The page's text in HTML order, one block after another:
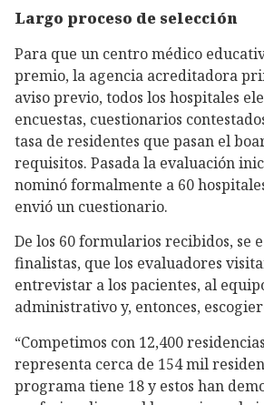
Largo proceso de selección
Para que un centro médico
premio, la agencia acreditadora
aviso previo, todos los hospitales
encuestas, cuestionarios
tasa de residentes que pasan el
requisitos. Pasada la evaluación
nominó formalmente a 60
envió un cuestionario.
De los 60 formularios recibidos, se
finalistas, que los evaluadores
entrevistar a los pacientes, al
administrativo y, entonces,
“Competimos con 12,400
representa cerca de 154 mil
programa tiene 18 y estos han